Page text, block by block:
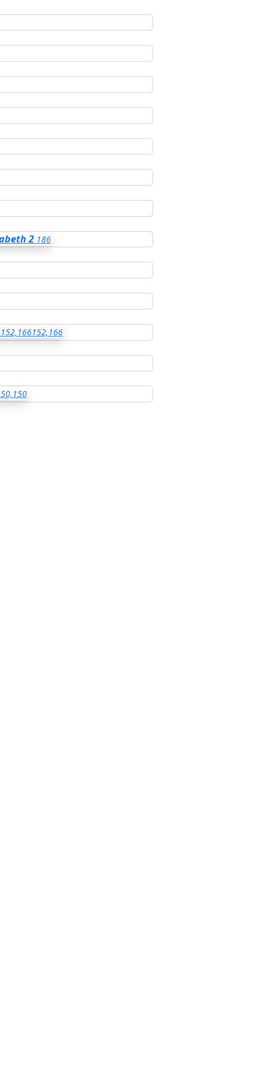
2 186
152,166152,166